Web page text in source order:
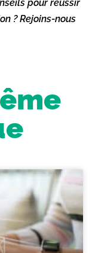
pour réussir
? Rejoins-nous